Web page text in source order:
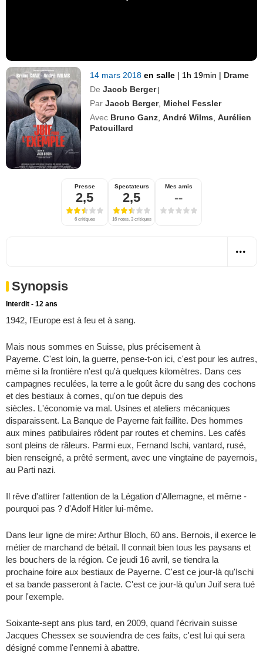
14 mars 2018en salle | 1h 19min | Drame
De Jacob Berger |
Par Jacob Berger, Michel Fessler
Avec Bruno Ganz ,André Wilms ,Aurélien
Patouillard
Presse
2,5
6 critiques
Spectateurs
2,5
16 notes, 3 critiques
Mes amis
--
Synopsis
Interdit - 12 ans
1942, l'Europe est à feu et à sang.
Mais nous sommes en Suisse, plus précisement à
Payerne. C'est loin, la guerre, pense-t-on ici, c'est pour les autres,
même si la frontière n'est qu'à quelques kilomètres. Dans ces
campagnes reculées, la terre a le goût âcre du sang des cochons
et des bestiaux à cornes, qu'on tue depuis des
siècles. L'économie va mal. Usines et ateliers mécaniques
disparaissent. La Banque de Payerne fait faillite. Des hommes
aux mines patibulaires rôdent par routes et chemins. Les cafés
sont pleins de râleurs. Parmi eux, Fernand Ischi, vantard, rusé,
bien renseigné, a prêté serment, avec une vingtaine de payernois,
au Parti nazi.
Il rêve d'attirer l'attention de la Légation d'Allemagne, et même -
pourquoi pas ? d'Adolf Hitler lui-même.
Dans leur ligne de mire: Arthur Bloch, 60 ans. Bernois, il exerce le
métier de marchand de bétail. Il connait bien tous les paysans et
les bouchers de la région. Ce jeudi 16 avril, se tiendra la
prochaine foire aux bestiaux de Payerne. C'est ce jour-là qu'Ischi
et sa bande passeront à l'acte. C'est ce jour-là qu'un Juif sera tué
pour l'exemple.
Soixante-sept ans plus tard, en 2009, quand l'écrivain suisse
Jacques Chessex se souviendra de ces faits, c'est lui qui sera
désigné comme l'ennemi à abattre.